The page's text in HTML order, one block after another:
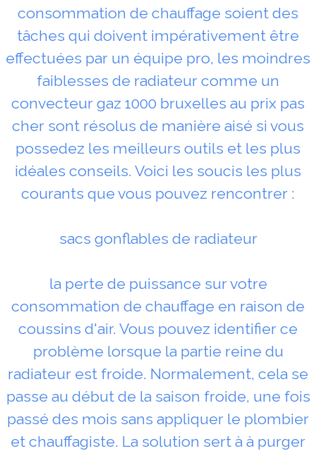
consommation de chauffage soient des
tâches qui doivent impérativement être
effectuées par un équipe pro, les moindres
faiblesses de radiateur comme un
convecteur gaz 1000 bruxelles au prix pas
cher sont résolus de manière aisé si vous
possedez les meilleurs outils et les plus
idéales conseils. Voici les soucis les plus
courants que vous pouvez rencontrer :
sacs gonflables de radiateur
la perte de puissance sur votre
consommation de chauffage en raison de
coussins d'air. Vous pouvez identifier ce
problème lorsque la partie reine du
radiateur est froide. Normalement, cela se
passe au début de la saison froide, une fois
passé des mois sans appliquer le plombier
et chauffagiste. La solution sert à à purger